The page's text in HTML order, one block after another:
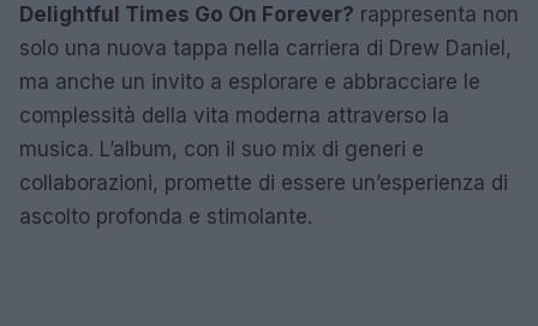
Delightful Times Go On Forever? rappresenta non
solo una nuova tappa nella carriera di Drew Daniel,
ma anche un invito a esplorare e abbracciare le
complessità della vita moderna attraverso la
musica. L’album, con il suo mix di generi e
collaborazioni, promette di essere un’esperienza di
ascolto profonda e stimolante.